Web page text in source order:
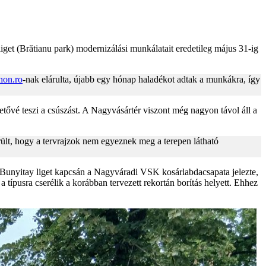
(Brătianu park) modernizálási munkálatait eredetileg május 31-ig
-nak elárulta, újabb egy hónap haladékot adtak a munkákra, így
teszi a csúszást. A Nagyvásártér viszont még nagyon távol áll a
hogy a tervrajzok nem egyeznek meg a terepen látható
liget kapcsán a Nagyváradi VSK kosárlabdacsapata jelezte,
cserélik a korábban tervezett rekortán borítás helyett. Ehhez